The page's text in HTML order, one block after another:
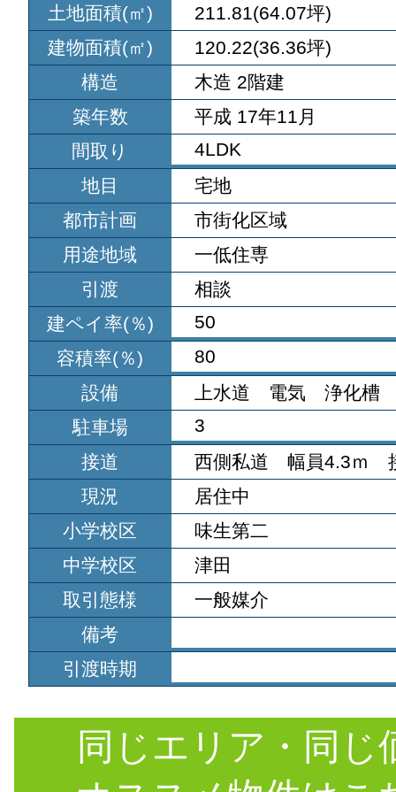
土地面積(㎡)
211.81(64.07坪)
建物面積(㎡)
120.22(36.36坪)
構造
木造 2階建
築年数
平成 17年11月
間取り
4LDK
地目
宅地
都市計画
市街化区域
用途地域
一低住専
引渡
相談
建ペイ率(％)
50
容積率(％)
80
設備
上水道 電気 浄化槽
駐車場
3
接道
西側私道 幅員4.3ｍ
現況
居住中
小学校区
味生第二
中学校区
津田
取引態様
一般媒介
備考
引渡時期
同じエリア・同じ